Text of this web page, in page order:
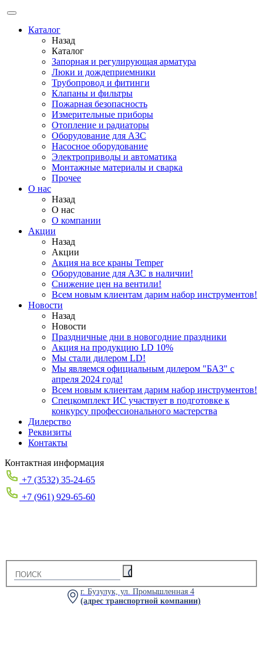
Каталог
Назад
Каталог
Запорная и регулирующая арматура
Люки и дождеприемники
Трубопровод и фитинги
Клапаны и фильтры
Пожарная безопасность
Измерительные приборы
Отопление и радиаторы
Оборудование для АЗС
Насосное оборудование
Электроприводы и автоматика
Монтажные материалы и сварка
Прочее
О нас
Назад
О нас
О компании
Акции
Назад
Акции
Акция на все краны Temper
Оборудование для АЗС в наличии!
Снижение цен на вентили!
Всем новым клиентам дарим набор инструментов!
Новости
Назад
Новости
Праздничные дни в новогодние праздники
Акция на продукцию LD 10%
Мы стали дилером LD!
Мы являемся официальным дилером "БАЗ" с
апреля 2024 года!
Всем новым клиентам дарим набор инструментов!
Спецкомплект ИС участвует в подготовке к
конкурсу профессионального мастерства
Дилерство
Реквизиты
Контакты
Контактная информация
+7 (3532) 35-24-65
+7 (961) 929-65-60
г. Бузулук, ул. Промышленная 4
(адрес транспортной компании)